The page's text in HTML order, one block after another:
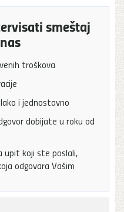
smeštaj
troškova
i jednostavno
dobijate u roku od
upit koji ste poslali,
odgovara Vašim